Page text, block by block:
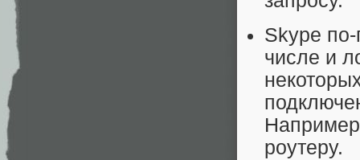
Skype
числе и
роутеру.